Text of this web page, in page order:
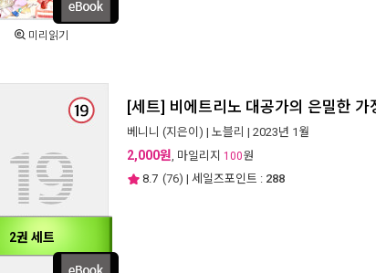
미리읽기
2권 세트
[세트] 비에트리노 대공가의 은밀한
베니니 (지은이) | 노블리 | 2023년 1월
2,000원, 마일리지 100원
8.7 (76) | 세일즈포인트 : 288